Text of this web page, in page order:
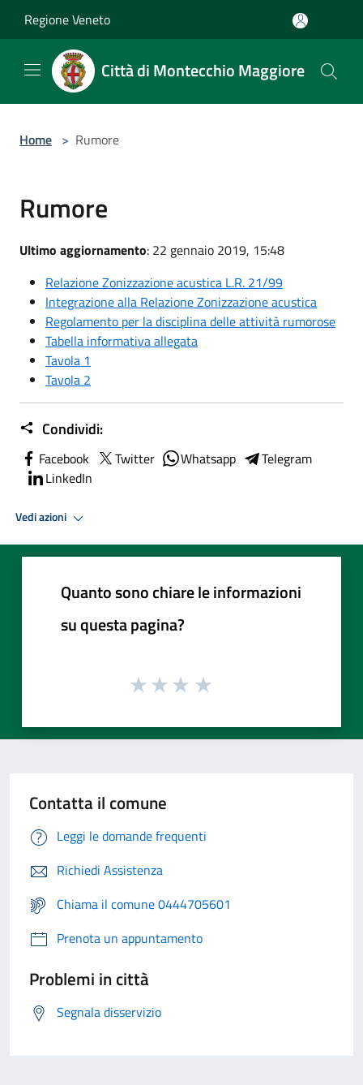
Regione Veneto
Città di Montecchio Maggiore
Home > Rumore
Rumore
Ultimo aggiornamento: 22 gennaio 2019, 15:48
Relazione Zonizzazione acustica L.R. 21/99
Integrazione alla Relazione Zonizzazione acustica
Regolamento per la disciplina delle attività rumorose
Tabella informativa allegata
Tavola 1
Tavola 2
Condividi:
Facebook Twitter Whatsapp
Telegram
LinkedIn
Vedi azioni
Quanto sono chiare le informazioni
su questa pagina?
Contatta il comune
Leggi le domande frequenti
Richiedi Assistenza
Chiama il comune 0444705601
Prenota un appuntamento
Problemi in città
Segnala disservizio